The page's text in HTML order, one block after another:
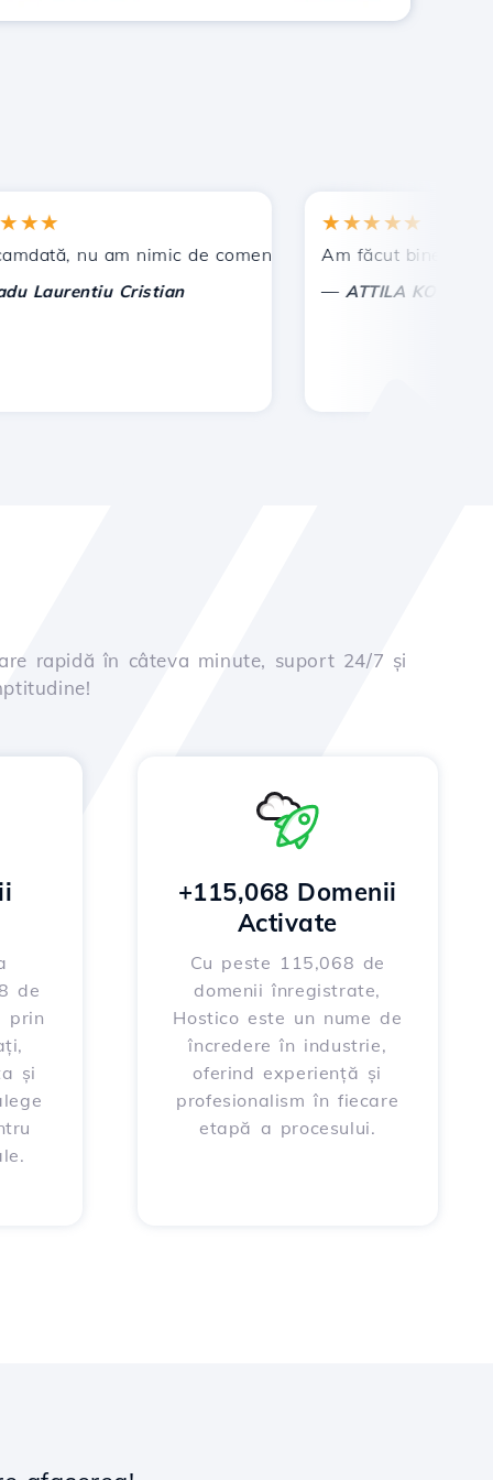
! nu am nimic de comentat, ci doar de apreciat. Cu
Cristian
★★★★★
Am făcut bine ca am
ATTILA KOLES
rapidă în câteva minute, suport 24/7 și
de
prin
și
+115,068 Domenii
Activate
Cu peste 115,068 de
domenii înregistrate,
Hostico este un nume de
încredere în industrie,
oferind experiență și
profesionalism în fiecare
etapă a procesului.